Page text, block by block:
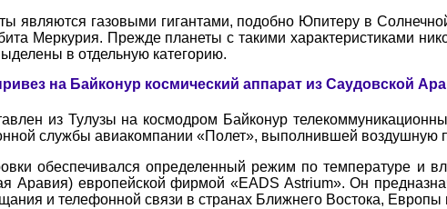
являются газовыми гигантами, подобно Юпитеру в
Меркурия. Прежде планеты с такими характеристиками
в отдельную категорию.
на Байконур космический аппарат из Саудовской
из Тулузы на космодром Байконур
службы авиакомпании «Полет», выполнившей воздушную
обеспечивался определенный режим по температуре и
Аравия) европейской фирмой «EADS Astrium». Он
и телефонной связи в странах Ближнего Востока, Европы